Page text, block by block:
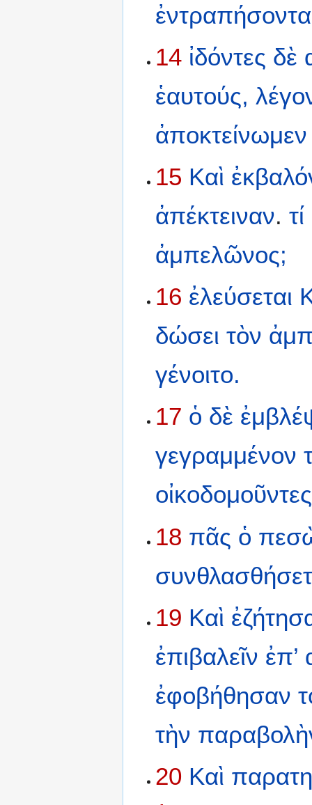
14 ἰδόντες δὲ
ἑαυτούς,
ἀποκτείνωμεν
15 Καὶ
ἀπέκτειναν.τί
ἀμπελῶνος;
16 ἐλεύσεται
δώσει τὸν
γένοιτο.
17 ὁ δὲ
γεγραμμένον
18 πᾶς ὁ
19 Καὶ
ἐπιβαλεῖν ἐπ’
ἐφοβήθησαν
τὴν
20 Καὶ